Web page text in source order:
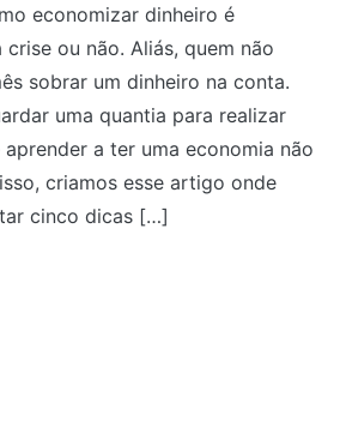
economizar dinheiro é
ou não. Aliás, quem não
sobrar um dinheiro na conta.
uma quantia para realizar
a ter uma economia não
criamos esse artigo onde
cinco dicas […]